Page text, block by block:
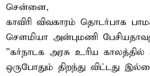
சென்னை,
காவிரி விவகாரம் தொடர்பாக
சௌமியா அன்புமணி
”கர்நாடக அரசு உரிய காலத்தில்
ஒருபோதும் திறந்து விட்டது